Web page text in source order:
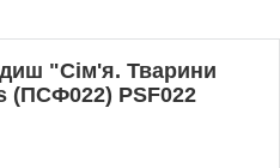
"Сім'я. Тварини
(ПСФ022) PSF022